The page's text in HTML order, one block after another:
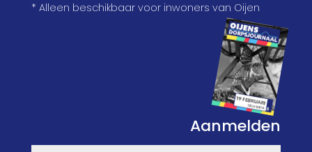
* Alleen beschikbaar voor inwoners van Oijen
Aanmelden